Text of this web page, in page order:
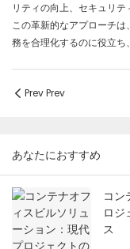
リティの向上、セキュリテ
この革新的なアプローチ
務を合理化するのに役立ち
Prev Prev
あなたにおすすめ
コン
ロジ
ス